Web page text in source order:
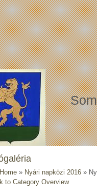
Home » Nyári napközi 2016 »
to Category Overview